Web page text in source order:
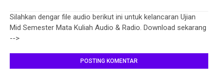
Silahkan dengar file audio berikut ini untuk kelancaran Ujian
Mid Semester Mata Kuliah Audio & Radio. Download sekarang
-->
POSTING KOMENTAR